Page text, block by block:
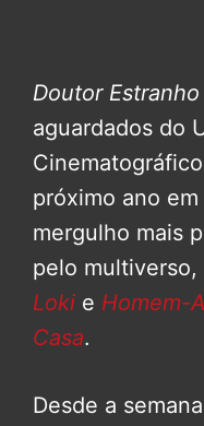
Doutor
aguardados do
próximo ano
mergulho mais
pelo
Loki e Homem-
Casa.
Desde a